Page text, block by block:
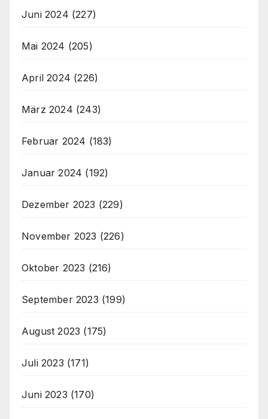
Juni 2024 (227)
Mai 2024 (205)
April 2024 (226)
März 2024 (243)
Februar 2024 (183)
Januar 2024 (192)
Dezember 2023 (229)
November 2023 (226)
Oktober 2023 (216)
September 2023 (199)
August 2023 (175)
Juli 2023 (171)
Juni 2023 (170)